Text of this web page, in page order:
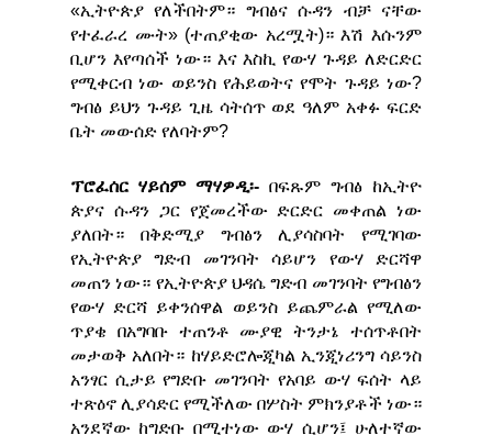
«ኢትዮጵያ የለችበትም። ግብፅና ሱዳን ብቻ ናቸው
የተፈራረ ሙት» (ተጠያቂው አረሟት)። እሽ እሱንም
ቢሆን እየጣሰች ነው። እና እስኪ የውሃ ጉዳይ ለድርድር
የሚቀርብ ነው ወይንስ የሕይወትና የሞት ጉዳይ ነው?
ግብፅ ይህን ጉዳይ ጊዜ ሳትሰጥ ወደ ዓለም አቀፉ ፍርድ
ቤት መውሰድ የለባትም?
ፕሮፈሰር ሃይሰም ማሃዎዲ፡- በፍጹም ግብፅ ከኢትዮ
ጵያና ሱዳን ጋር የጀመረችው ድርድር መቀጠል ነው
ያለበት። በቅድሚያ ግብፅን ሊያሳስባት የሚገባው
የኢትዮጵያ ግድብ መገንባት ሳይሆን የውሃ ድርሻዋ
መጠን ነው። የኢትዮጵያ ህዳሴ ግድብ መገንባት የግብፅን
የውሃ ድርሻ ይቀንሰዋል ወይንስ ይጨምራል የሚለው
ጥያቄ በአግባቡ ተጠንቶ ሙያዊ ትንታኔ ተሰጥቶበት
መታወቅ አለበት። ከሃይድሮሎጂካል ኢንጂነሪንግ ሳይንስ
አንፃር ሲታይ የግድቡ መገንባት የአባይ ውሃ ፍሰት ላይ
ተጽዕኖ ሊያሳድር የሚችለው በሦስት ምክንያቶች ነው።
አንደኛው ከግድቡ በሚተነው ውሃ ሲሆን፤ ሁለተኛው